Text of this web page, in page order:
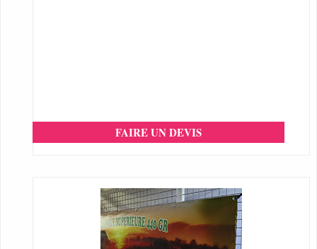
FAIRE UN DEVIS